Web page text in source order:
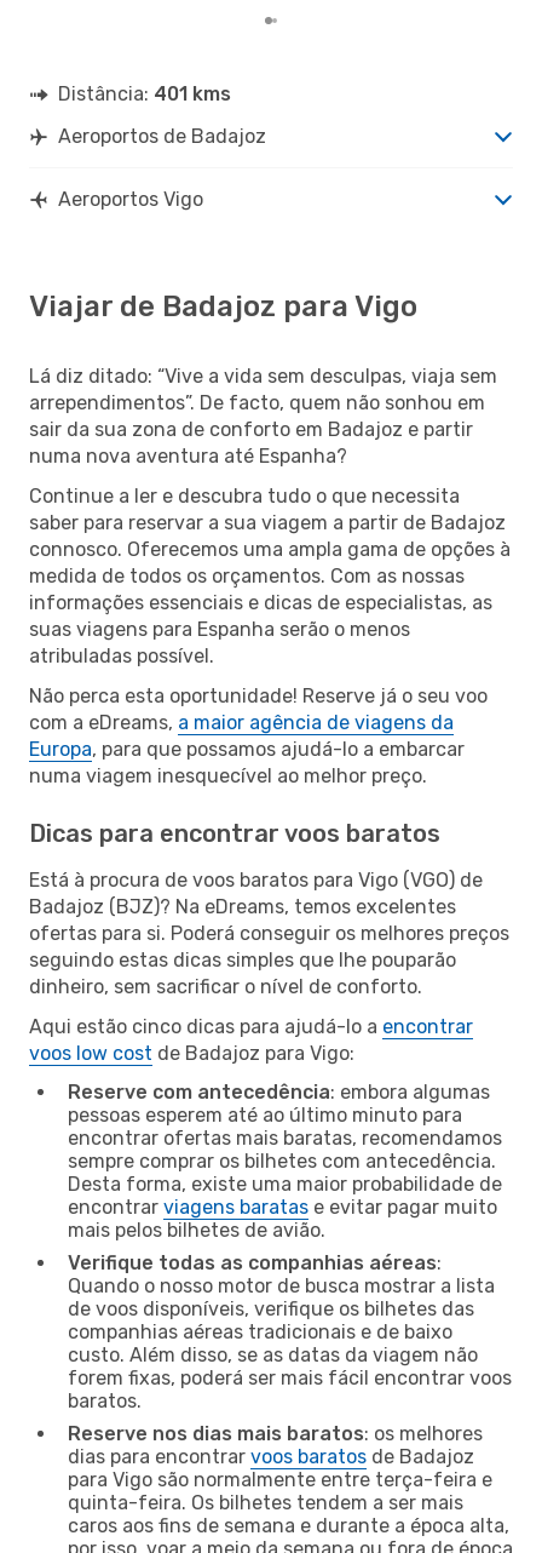
Distância: 401 kms
Aeroportos de Badajoz
Aeroportos Vigo
Viajar de Badajoz para Vigo
Lá diz ditado: “Vive a vida sem desculpas, viaja sem
arrependimentos”. De facto, quem não sonhou em
sair da sua zona de conforto em Badajoz e partir
numa nova aventura até Espanha?
Continue a ler e descubra tudo o que necessita
saber para reservar a sua viagem a partir de Badajoz
connosco. Oferecemos uma ampla gama de opções à
medida de todos os orçamentos. Com as nossas
informações essenciais e dicas de especialistas, as
suas viagens para Espanha serão o menos
atribuladas possível.
Não perca esta oportunidade! Reserve já o seu voo
com a eDreams, a maior agência de viagens da
Europa, para que possamos ajudá-lo a embarcar
numa viagem inesquecível ao melhor preço.
Dicas para encontrar voos baratos
Está à procura de voos baratos para Vigo (VGO) de
Badajoz (BJZ)? Na eDreams, temos excelentes
ofertas para si. Poderá conseguir os melhores preços
seguindo estas dicas simples que lhe pouparão
dinheiro, sem sacrificar o nível de conforto.
Aqui estão cinco dicas para ajudá-lo a encontrar
voos low cost de Badajoz para Vigo:
Reserve com antecedência: embora algumas
pessoas esperem até ao último minuto para
encontrar ofertas mais baratas, recomendamos
sempre comprar os bilhetes com antecedência.
Desta forma, existe uma maior probabilidade de
encontrar viagens baratas e evitar pagar muito
mais pelos bilhetes de avião.
Verifique todas as companhias aéreas:
Quando o nosso motor de busca mostrar a lista
de voos disponíveis, verifique os bilhetes das
companhias aéreas tradicionais e de baixo
custo. Além disso, se as datas da viagem não
forem fixas, poderá ser mais fácil encontrar voos
baratos.
Reserve nos dias mais baratos: os melhores
dias para encontrar voos baratos de Badajoz
para Vigo são normalmente entre terça-feira e
quinta-feira. Os bilhetes tendem a ser mais
caros aos fins de semana e durante a época alta,